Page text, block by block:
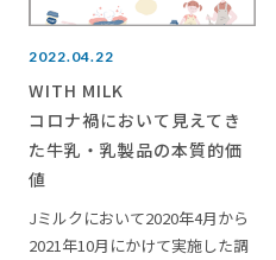
2022.04.22
WITH MILK
コロナ禍において見えてき
た牛乳・乳製品の本質的価
値
Jミルクにおいて2020年4月から
2021年10月にかけて実施した調